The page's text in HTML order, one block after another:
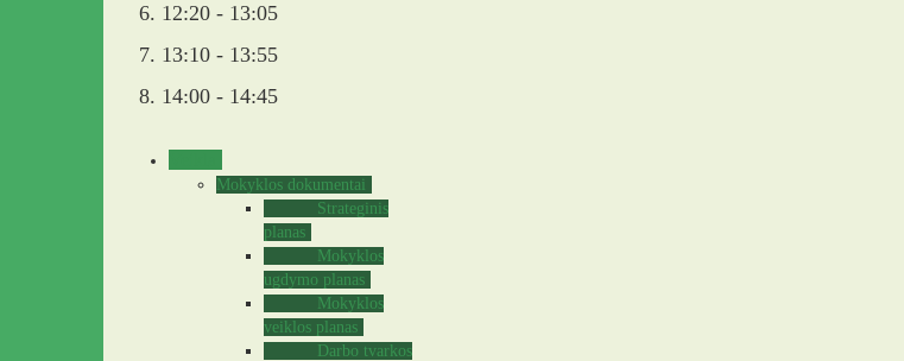
6. 12:20 - 13:05
7. 13:10 - 13:55
8. 14:00 - 14:45
Mokyklos dokumentai
Strateginis
planas
Mokyklos
ugdymo planas
Mokyklos
veiklos planas
Darbo tvarkos